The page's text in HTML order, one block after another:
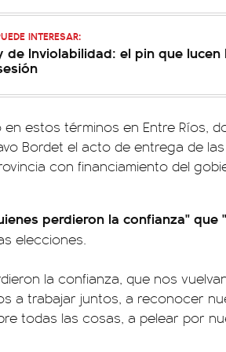
INTERESAR:
de Inviolabilidad: el pin que
estos términos en Entre Ríos,
Bordet el acto de entrega de
con financiamiento del
perdieron la confianza" que
elecciones.
la confianza, que nos
a trabajar juntos, a reconocer
todas las cosas, a pelear por